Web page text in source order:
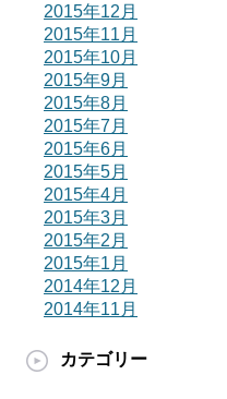
2015年12月
2015年11月
2015年10月
2015年9月
2015年8月
2015年7月
2015年6月
2015年5月
2015年4月
2015年3月
2015年2月
2015年1月
2014年12月
2014年11月
カテゴリー